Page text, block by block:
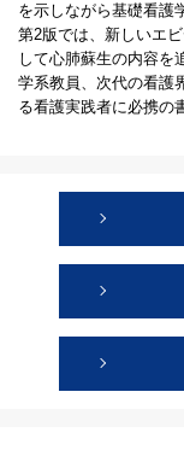
を示しながら基礎看護
第2版では、新しいエ
して心肺蘇生の内容を
学系教員、次代の看護
る看護実践者に必携の